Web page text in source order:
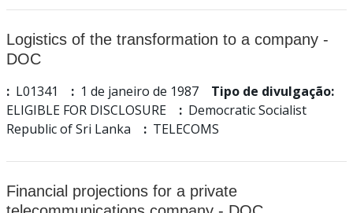
Logistics of the transformation to a company -
DOC
: L01341 : 1 de janeiro de 1987
Tipo de divulgação:
ELIGIBLE FOR DISCLOSURE
: Democratic Socialist
Republic of Sri Lanka
: TELECOMS
Financial projections for a private